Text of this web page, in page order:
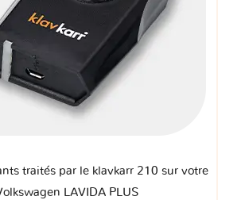
traités par le klavkarr 210 sur votre
LAVIDA PLUS